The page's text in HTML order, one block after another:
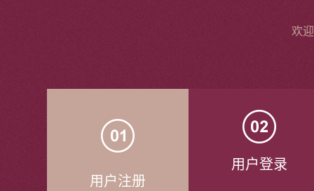
欢
用户注册
用户登录